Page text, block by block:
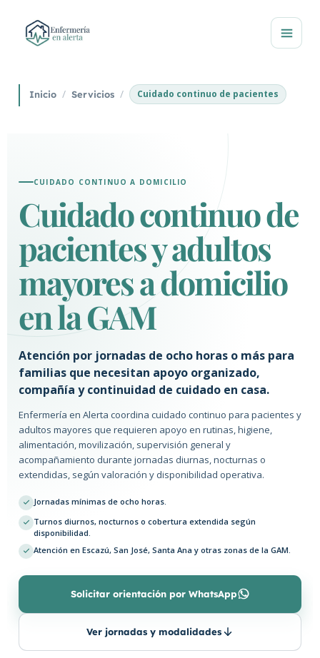
Inicio Servicios Cuidado continuo de pacientes
CUIDADO CONTINUO A DOMICILIO
Cuidado continuo de
pacientes y adultos
mayores a domicilio
en la GAM
Atención por jornadas de ocho horas o más para
familias que necesitan apoyo organizado,
compañía y continuidad de cuidado en casa.
Enfermería en Alerta coordina cuidado continuo para pacientes y
adultos mayores que requieren apoyo en rutinas, higiene,
alimentación, movilización, supervisión general y
acompañamiento durante jornadas diurnas, nocturnas o
extendidas, según valoración y disponibilidad operativa.
Jornadas mínimas de ocho horas.
Turnos diurnos, nocturnos o cobertura extendida según
disponibilidad.
Atención en Escazú, San José, Santa Ana y otras zonas de la GAM.
Solicitar orientación por WhatsApp
Ver jornadas y modalidades